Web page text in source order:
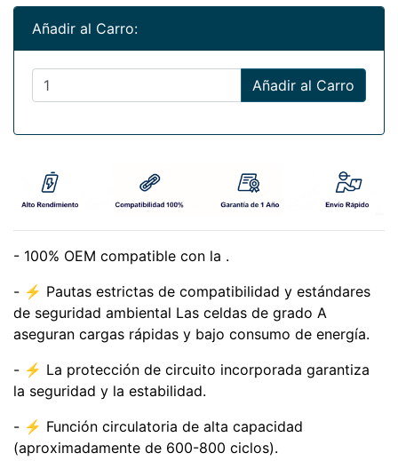
Añadir al Carro:
Añadir al Carro
- 100% OEM compatible con la .
- ⚡ Pautas estrictas de compatibilidad y estándares
de seguridad ambiental Las celdas de grado A
aseguran cargas rápidas y bajo consumo de energía.
- ⚡ La protección de circuito incorporada garantiza
la seguridad y la estabilidad.
- ⚡ Función circulatoria de alta capacidad
(aproximadamente de 600-800 ciclos).